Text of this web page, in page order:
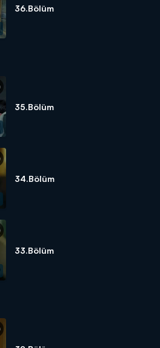
36.Bölüm
35.Bölüm
34.Bölüm
33.Bölüm